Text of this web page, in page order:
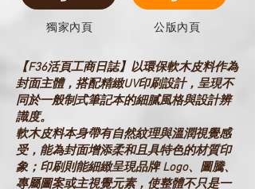
獨家內頁 公版內頁
【F36活頁工商日誌】以環保軟木皮料作為
封面主體，搭配精緻UV印刷設計，呈現不
同於一般制式筆記本的細膩風格與設計辨
識度。
軟木皮料本身帶有自然紋理與溫潤視覺感
受，能為封面增添柔和且具特色的材質印
象；印刷則能細緻呈現品牌 Logo、圖騰、
專屬圖案或主視覺元素，使整體不只是一